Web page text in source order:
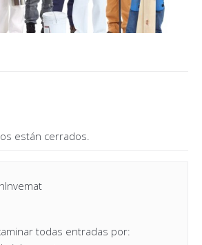
están cerrados.
todas entradas por: